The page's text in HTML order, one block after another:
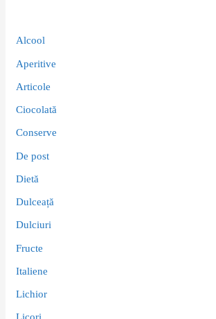
Alcool
Aperitive
Articole
Ciocolată
Conserve
De post
Dietă
Dulceață
Dulciuri
Fructe
Italiene
Lichior